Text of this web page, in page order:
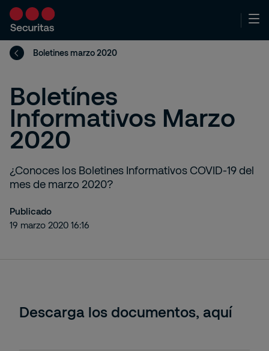
Boletines marzo 2020
Boletínes
Informativos Marzo
2020
¿Conoces los Boletines Informativos COVID-19 del
mes de marzo 2020?
Publicado
19 marzo 2020 16:16
Descarga los documentos, aquí